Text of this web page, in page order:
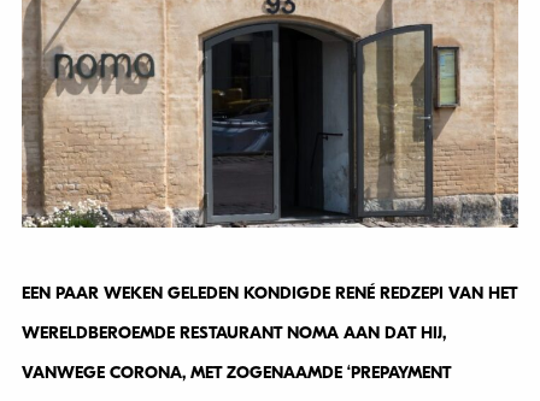
EEN PAAR WEKEN GELEDEN KONDIGDE RENÉ REDZEPI VAN HET
WERELDBEROEMDE RESTAURANT NOMA AAN DAT HIJ,
VANWEGE CORONA, MET ZOGENAAMDE ‘PREPAYMENT